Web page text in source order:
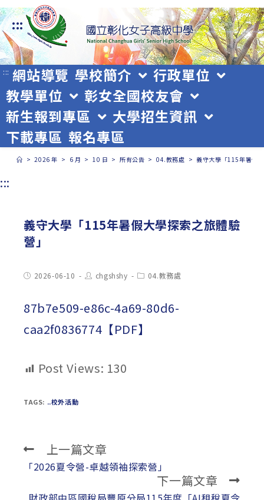
跳
轉
至
主
要
內
容
:::
::: 網站導覽 學校簡介
行政單位
教學單位
彰女全國校友會
新生報到專區
大學招生資訊
下載專區 報名專區
> 2026 年 > 6 月 > 10 日 > 所有公告 > 04.教務處 > 義守大學「115年暑假
:::
義守大學「115年暑假大學探索之旅體驗
營」
Post2026-06-10
Post
author:
chgshshy
Post04.教務處
87b7e509-e86c-4a69-80d6-
caa2f0836774【PDF】
Post Views: 130
TAGS: ..校外活動
Read
more
上一篇文章
「2026夏令營-卓越領袖探索營」
下一篇文章